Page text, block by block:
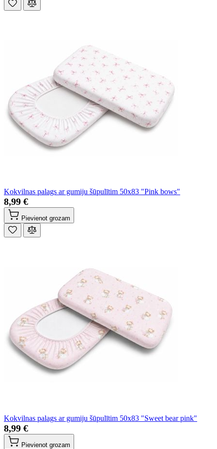
Kokvilnas palags ar gumiju šūpulītim 50x83 "Pink bows"
8,99 €
Pievienot grozam
Kokvilnas palags ar gumiju šūpulītim 50x83 "Sweet bear pink"
8,99 €
Pievienot grozam